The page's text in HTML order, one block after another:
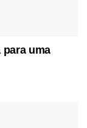
para uma